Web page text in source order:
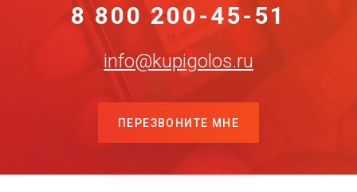
8 800 200-45-51
info@kupigolos.ru
ПЕРЕЗВОНИТЕ МНЕ